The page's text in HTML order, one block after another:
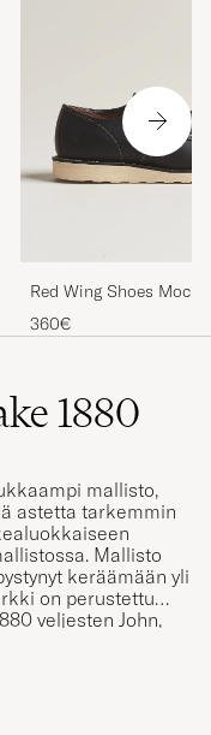
Red Wing Shoes Moc
Black Prairie Leather
360€
1880
mallisto,
astetta tarkemmin
Mallisto
keräämään yli
on perustettu
veljesten John,